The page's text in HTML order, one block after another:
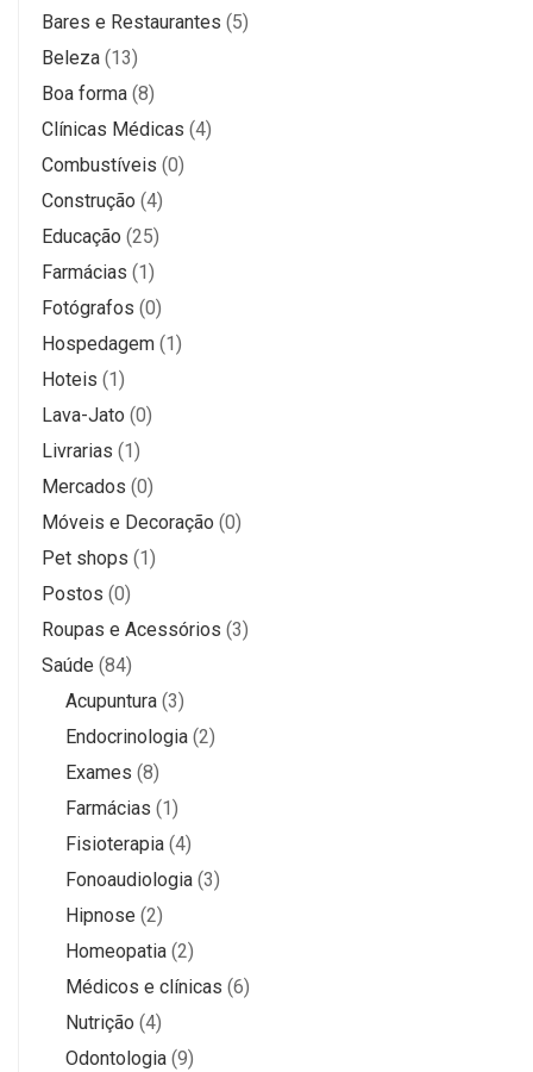
Bares e Restaurantes (5)
Beleza (13)
Boa forma (8)
Clínicas Médicas (4)
Combustíveis (0)
Construção (4)
Educação (25)
Farmácias (1)
Fotógrafos (0)
Hospedagem (1)
Hoteis (1)
Lava-Jato (0)
Livrarias (1)
Mercados (0)
Móveis e Decoração (0)
Pet shops (1)
Postos (0)
Roupas e Acessórios (3)
Saúde (84)
Acupuntura (3)
Endocrinologia (2)
Exames (8)
Farmácias (1)
Fisioterapia (4)
Fonoaudiologia (3)
Hipnose (2)
Homeopatia (2)
Médicos e clínicas (6)
Nutrição (4)
Odontologia (9)